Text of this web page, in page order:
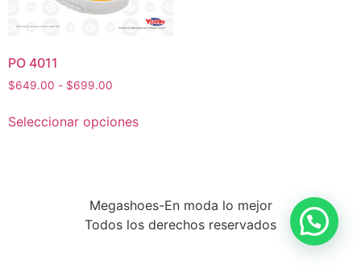
PO 4011
$649.00 - $699.00
Seleccionar opciones
Megashoes-En moda lo mejor
Todos los derechos reservados